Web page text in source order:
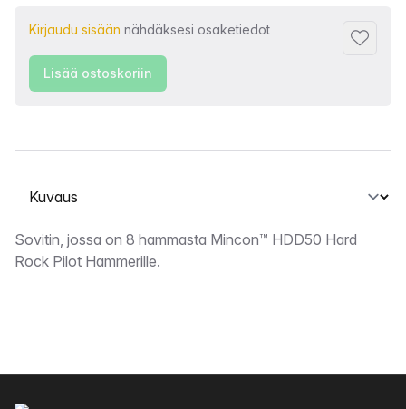
Kirjaudu sisään nähdäksesi osaketiedot
Lisää
Lisää ostoskoriin
Valitse välilehti
Kuvaus
Sovitin, jossa on 8 hammasta Mincon™ HDD50 Hard
Rock Pilot Hammerille.